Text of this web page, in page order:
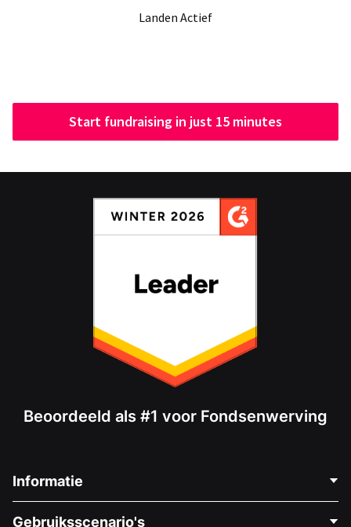
Landen Actief
Start fundraising in just 15 minutes
Beoordeeld als #1 voor Fondsenwerving
Informatie
Gebruiksscenario's